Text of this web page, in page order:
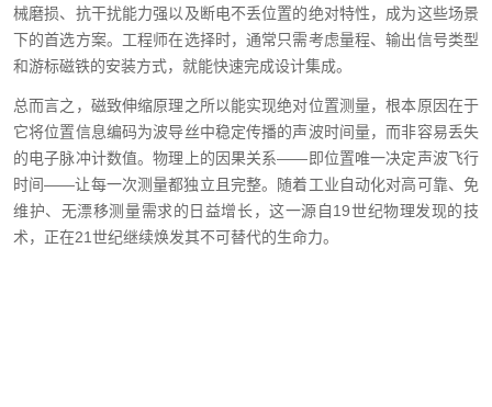
械磨损、抗干扰能力强以及断电不丢位置的绝对特性，成为这些场景
下的首选方案。工程师在选择时，通常只需考虑量程、输出信号类型
和游标磁铁的安装方式，就能快速完成设计集成。
总而言之，磁致伸缩原理之所以能实现绝对位置测量，根本原因在于
它将位置信息编码为波导丝中稳定传播的声波时间量，而非容易丢失
的电子脉冲计数值。物理上的因果关系——即位置唯一决定声波飞行
时间——让每一次测量都独立且完整。随着工业自动化对高可靠、免
维护、无漂移测量需求的日益增长，这一源自19世纪物理发现的技
术，正在21世纪继续焕发其不可替代的生命力。